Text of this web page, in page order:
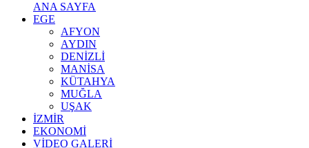
ANA SAYFA
EGE
AFYON
AYDIN
DENİZLİ
MANİSA
KÜTAHYA
MUĞLA
UŞAK
İZMİR
EKONOMİ
VİDEO GALERİ